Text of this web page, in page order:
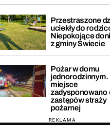
Przestraszone
uciekły do
Niepokojące
z gminy Świecie
Pożar w domu
jednorodzinnym.
miejsce
zadysponowano
zastępów straży
pożarnej
REKLAMA